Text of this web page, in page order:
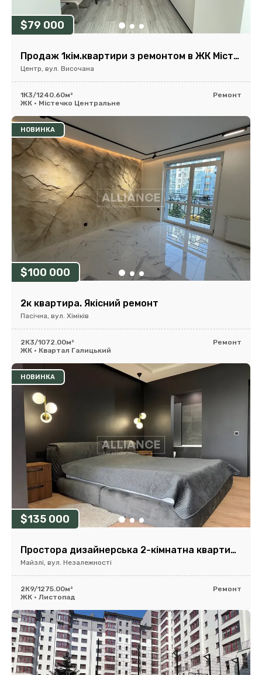
$79 000
Продаж 1кім.квартири з ремонтом в ЖК Містечко Центральне!
Центр, вул. Височана
1К3/1240.60м²
Ремонт
ЖК • Містечко Центральне
НОВИНКА
$100 000
2к квартира. Якісний ремонт
Пасічна, вул. Хіміків
2К3/1072.00м²
Ремонт
ЖК • Квартал Галицький
НОВИНКА
$135 000
Простора дизайнерська 2-кімнатна квартира в будинку бізнес-класу!
Майзлі, вул. Незалежності
2К9/1275.00м²
Ремонт
ЖК • Листопад